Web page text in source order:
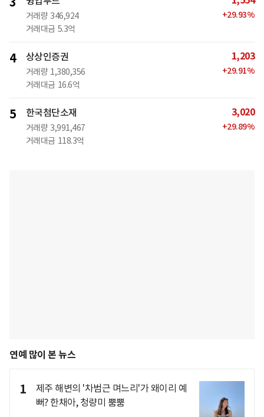
거래량 346,924
거래대금 5.3억
+29.93%
4 상상인증권
거래량 1,380,356
거래대금 16.6억
1,203
+29.91%
5 한국첨단소재
거래량 3,991,467
거래대금 118.3억
3,020
+29.89%
연예 많이 본 뉴스
1
제주 해변의 '차범근 며느리'가 왜이리 예
뻐? 한채아, 청량미 뿜뿜